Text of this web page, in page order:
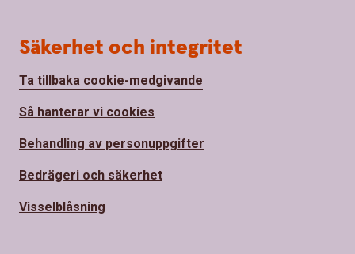
Säkerhet och integritet
Ta tillbaka cookie-medgivande
Så hanterar vi cookies
Behandling av personuppgifter
Bedrägeri och säkerhet
Visselblåsning